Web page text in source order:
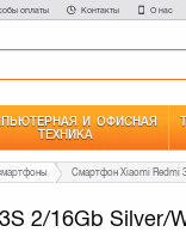
оплаты Контакты О нас
И ОФИСНАЯ
ТЕХНИКА
Смартфон Xiaomi Redmi
2/16Gb Silver/